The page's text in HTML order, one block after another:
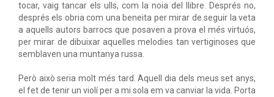
tocar, vaig tancar els ulls, com la noia del llibre. Després no,
després els obria com una beneita per mirar de seguir la veta
a aquells autors barrocs que posaven a prova el més virtuós,
per mirar de dibuixar aquelles melodies tan vertiginoses que
semblaven una muntanya russa.
Però això seria molt més tard. Aquell dia dels meus set anys,
el fet de tenir un violí per a mi sola em va canviar la vida. Porta